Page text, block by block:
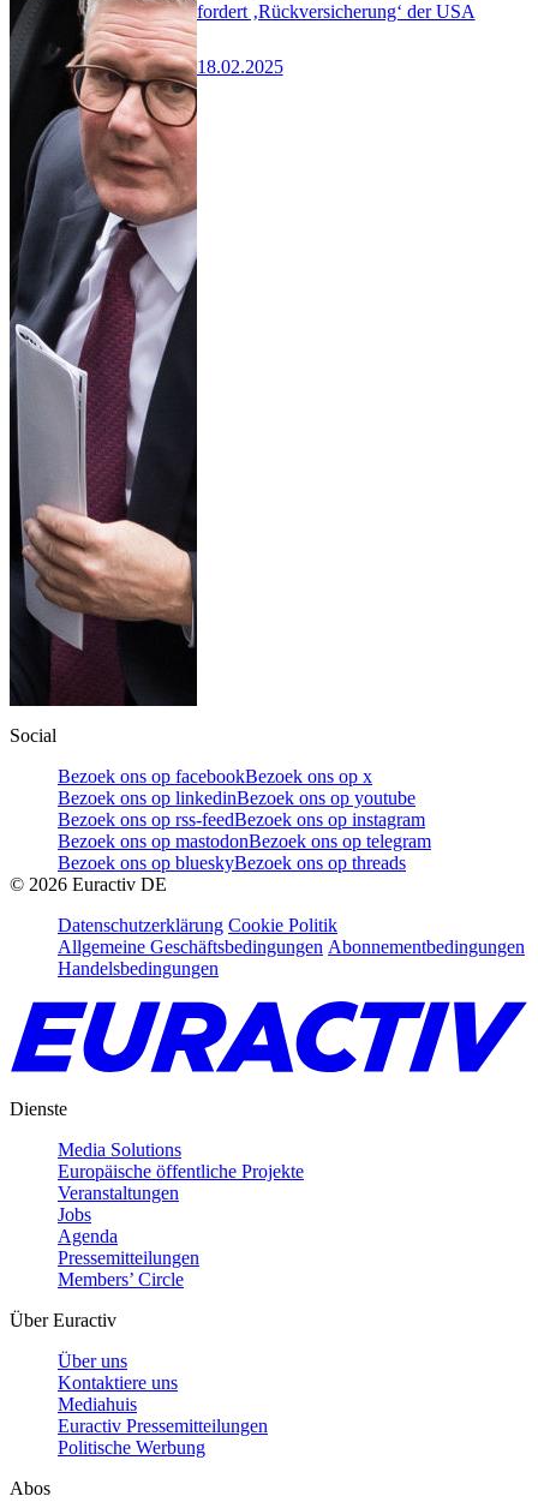
fordert ‚Rückversicherung‘ der USA
18.02.2025
Social
Bezoek ons op facebookBezoek ons op x
Bezoek ons op linkedinBezoek ons op youtube
Bezoek ons op rss-feedBezoek ons op instagram
Bezoek ons op mastodonBezoek ons op telegram
Bezoek ons op blueskyBezoek ons op threads
© 2026 Euractiv DE
Datenschutzerklärung Cookie Politik
Allgemeine Geschäftsbedingungen Abonnementbedingungen
Handelsbedingungen
Dienste
Media Solutions
Europäische öffentliche Projekte
Veranstaltungen
Jobs
Agenda
Pressemitteilungen
Members’ Circle
Über Euractiv
Über uns
Kontaktiere uns
Mediahuis
Euractiv Pressemitteilungen
Politische Werbung
Abos